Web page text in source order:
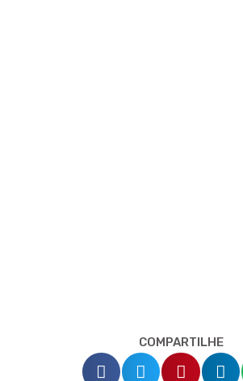
COMPARTILHE